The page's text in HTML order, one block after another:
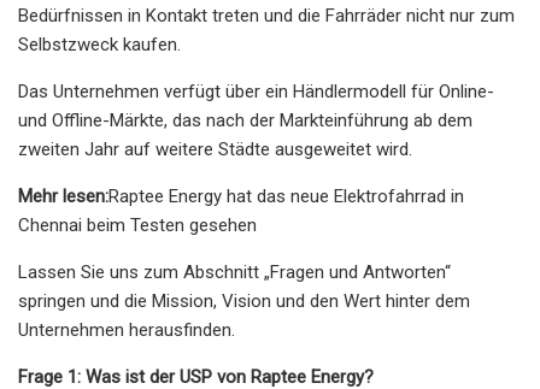
Bedürfnissen in Kontakt treten und die Fahrräder nicht nur zum
Selbstzweck kaufen.
Das Unternehmen verfügt über ein Händlermodell für Online-
und Offline-Märkte, das nach der Markteinführung ab dem
zweiten Jahr auf weitere Städte ausgeweitet wird.
Mehr lesen:Raptee Energy hat das neue Elektrofahrrad in
Chennai beim Testen gesehen
Lassen Sie uns zum Abschnitt „Fragen und Antworten“
springen und die Mission, Vision und den Wert hinter dem
Unternehmen herausfinden.
Frage 1: Was ist der USP von Raptee Energy?